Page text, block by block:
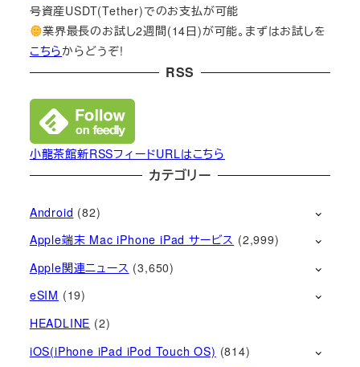
号資産USDT(Tether)でのお支払が可能
業界最長のお試し2週間(14日)が可能。まずはお試しを
こちらからどうぞ!
RSS
小龍茶館新RSSフィードURLはこちら
カテゴリー
Android (82)
Apple端末 Mac iPhone iPad サービス (2,999)
Apple関連ニュース (3,650)
eSIM (19)
HEADLINE (2)
iOS(iPhone iPad iPod Touch OS) (814)